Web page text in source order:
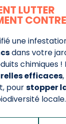
LUTTER
une
dans votre
chimiques !
efficaces
pourstopper
locale.